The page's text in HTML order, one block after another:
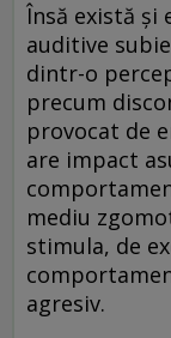
Însă există și
auditive
dintr-o
precum
provocat de
are impact
mediu
stimula, de
agresiv.